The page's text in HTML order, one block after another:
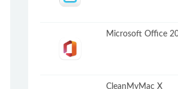
Microsoft Office
CleanMyMac X